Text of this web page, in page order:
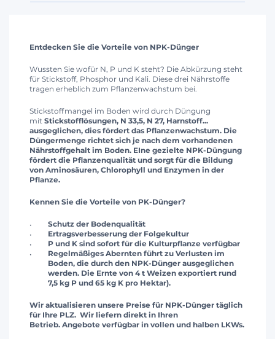
Entdecken Sie die Vorteile von NPK-Dünger
Wussten Sie wofür N, P und K steht? Die Abkürzung steht
für Stickstoff, Phosphor und Kali. Diese drei Nährstoffe
tragen erheblich zum Pflanzenwachstum bei.
Stickstoffmangel im Boden wird durch Düngung
mit Stickstofflösungen, N 33,5, N 27, Harnstoff...
ausgeglichen, dies fördert das Pflanzenwachstum. Die
Düngermenge richtet sich je nach dem vorhandenen
Nährstoffgehalt im Boden. EIne gezielte NPK-Düngung
fördert die Pflanzenqualität und sorgt für die Bildung
von Aminosäuren, Chlorophyll und Enzymen in der
Pflanze.
Kennen Sie die Vorteile von PK-Dünger?
Schutz der Bodenqualität
Ertragsverbesserung der Folgekultur
P und K sind sofort für die Kulturpflanze verfügbar
Regelmäßiges Abernten führt zu Verlusten im
Boden, die durch den NPK-Dünger ausgeglichen
werden. Die Ernte von 4 t Weizen exportiert rund
7,5 kg P und 65 kg K pro Hektar).
Wir aktualisieren unsere Preise für NPK-Dünger täglich
für Ihre PLZ. Wir liefern direkt in Ihren
Betrieb. Angebote verfügbar in vollen und halben LKWs.